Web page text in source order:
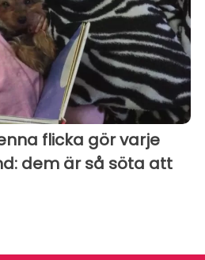
flicka gör varje
dem är så söta att